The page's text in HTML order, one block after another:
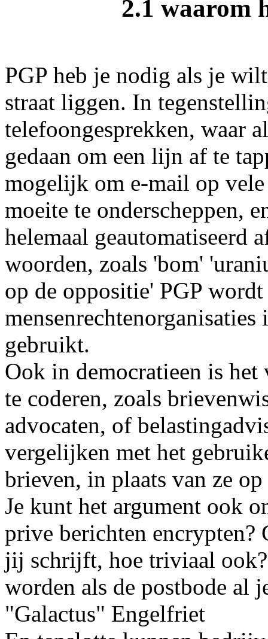
2.1 waarom
PGP heb je nodig als je
straat liggen. In
telefoongesprekken, waar
gedaan om een lijn af te
mogelijk om e-mail op
moeite te onderscheppen,
helemaal geautomatiseerd
woorden, zoals 'bom'
op de oppositie' PGP
gebruikt.
Ook in democratieen is het
te coderen, zoals
advocaten, of
vergelijken met het
brieven, in plaats van ze
Je kunt het argument ook
prive berichten encrypten?
jij schrijft, hoe triviaal
worden als de postbode al
"Galactus" Engelfriet